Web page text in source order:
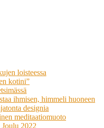
loisteessa
kotini”
ihmisen, himmeli huoneen
designia
meditaatiomuoto
2022